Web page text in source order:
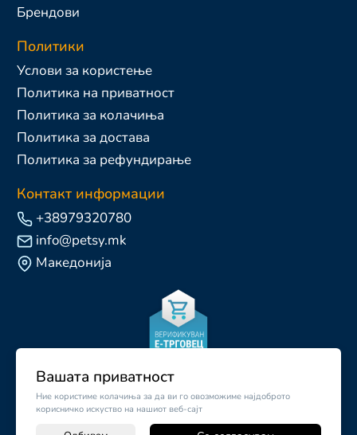
Вашата приватност
Ние користиме колачиња за да ви го овозможиме најдоброто
корисничко искуство на нашиот веб-сајт
Брендови
Политики
Услови за користење
Политика на приватност
Политика за колачиња
Политика за достава
Политика за рефундирање
Контакт информации
+38979320780
info@petsy.mk
Македонија